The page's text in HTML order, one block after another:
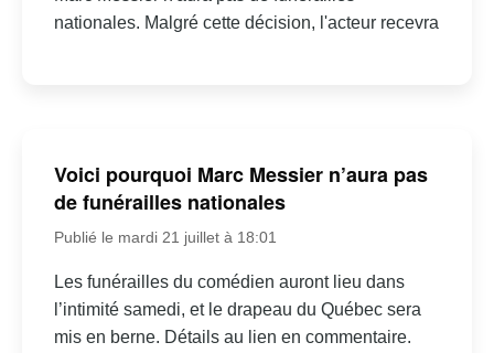
nationales. Malgré cette décision, l'acteur recevra
Voici pourquoi Marc Messier n’aura pas
de funérailles nationales
Publié le mardi 21 juillet à 18:01
Les funérailles du comédien auront lieu dans
l’intimité samedi, et le drapeau du Québec sera
mis en berne. Détails au lien en commentaire.